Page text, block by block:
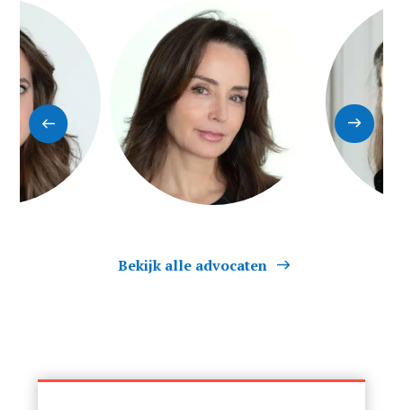
Bekijk alle advocaten